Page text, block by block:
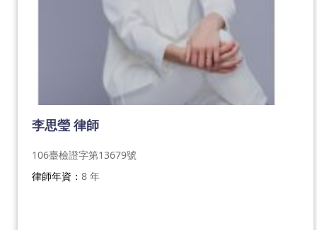
李思瑩 律師
106臺檢證字第13679號
律師年資： 8 年